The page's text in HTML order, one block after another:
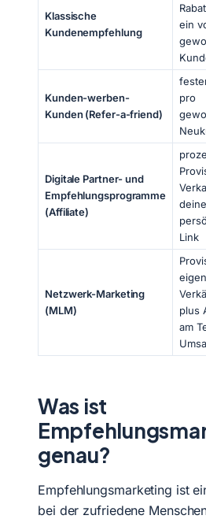
Klassische
Kundenempfehlung
ein
Kunden-werben-
Kunden (Refer-a-friend)
pro
Digitale Partner- und
Empfehlungsprogramme
(Affiliate)
Link
Netzwerk-Marketing
(MLM)
plus
am
Was ist
genau?
Empfehlungsmarketing ist
bei der zufriedene